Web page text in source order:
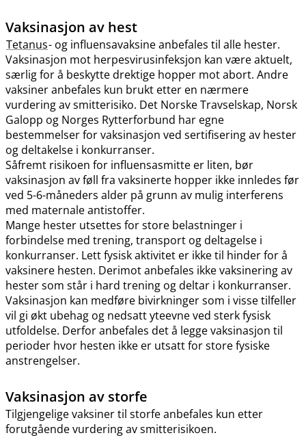
Vaksinasjon av hest
Tetanus- og influensavaksine anbefales til alle hester.
Vaksinasjon mot herpesvirusinfeksjon kan være aktuelt,
særlig for å beskytte drektige hopper mot abort. Andre
vaksiner anbefales kun brukt etter en nærmere
vurdering av smitterisiko. Det Norske Travselskap, Norsk
Galopp og Norges Rytterforbund har egne
bestemmelser for vaksinasjon ved sertifisering av hester
og deltakelse i konkurranser.
Såfremt risikoen for influensasmitte er liten, bør
vaksinasjon av føll fra vaksinerte hopper ikke innledes før
ved 5-6-måneders alder på grunn av mulig interferens
med maternale antistoffer.
Mange hester utsettes for store belastninger i
forbindelse med trening, transport og deltagelse i
konkurranser. Lett fysisk aktivitet er ikke til hinder for å
vaksinere hesten. Derimot anbefales ikke vaksinering av
hester som står i hard trening og deltar i konkurranser.
Vaksinasjon kan medføre bivirkninger som i visse tilfeller
vil gi økt ubehag og nedsatt yteevne ved sterk fysisk
utfoldelse. Derfor anbefales det å legge vaksinasjon til
perioder hvor hesten ikke er utsatt for store fysiske
anstrengelser.
Vaksinasjon av storfe
Tilgjengelige vaksiner til storfe anbefales kun etter
forutgående vurdering av smitterisikoen.